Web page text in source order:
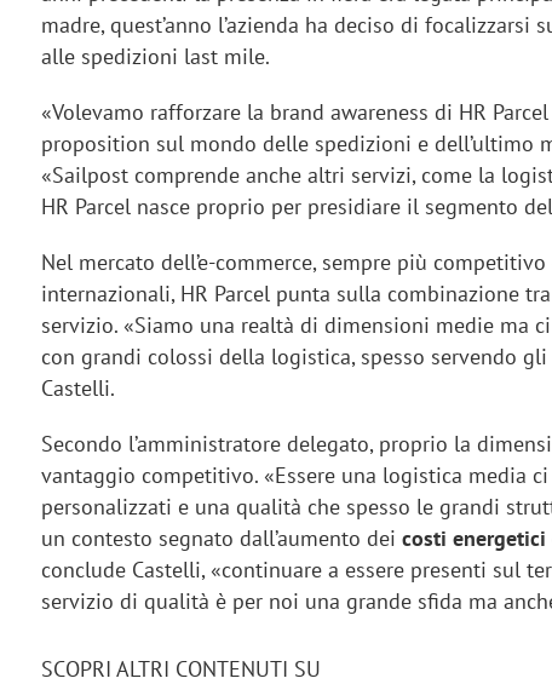
madre, quest’anno l’azienda ha deciso di
alle spedizioni last mile.
«Volevamo rafforzare la brandawareness di HR
proposition sul mondo delle spedizioni e dell’ultimo
«Sailpost comprende anche altri servizi, come la
HR Parcel nasce proprio per presidiare il segmento
Nel mercato dell’e-commerce, sempre più
internazionali, HR Parcel punta sulla combinazione
servizio. «Siamo una realtà di dimensioni medie ma
con grandi colossi della logistica, spesso servendo
Castelli.
Secondo l’amministratore delegato, proprio la
vantaggio competitivo. «Essere una logistica media
personalizzati e una qualità che spesso le grandi
un contesto segnato dall’aumento deicosti
conclude Castelli, «continuare a essere presenti sul
servizio di qualità è per noi una grande sfida ma
SCOPRI ALTRI CONTENUTI SU
Emanuele Viora di Deloitte Digital:
«La creatività resta centrale, l’AI deve